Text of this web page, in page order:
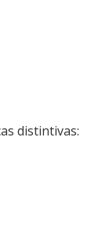
distintivas: